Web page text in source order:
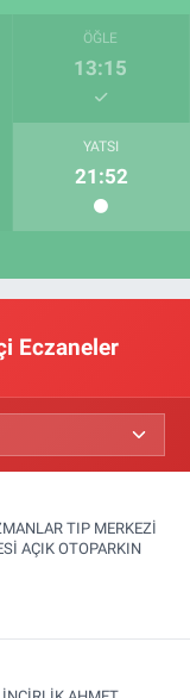
ÖĞLE
13:15
YATSI
21:52
Eczaneler
TIP MERKEZİ
AÇIK OTOPARKIN